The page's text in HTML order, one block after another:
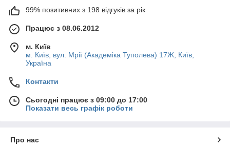
99% позитивних з 198 відгуків за рік
Працює з 08.06.2012
м. Київ
м. Київ, вул. Мрії (Академіка Туполева) 17Ж, Київ,
Україна
Контакти
Сьогодні працює з 09:00 до 17:00
Показати весь графік роботи
Про нас